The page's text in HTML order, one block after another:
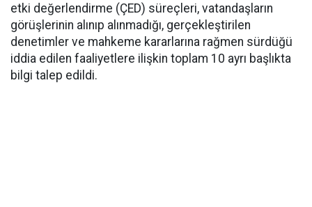
etki değerlendirme (ÇED) süreçleri, vatandaşların
görüşlerinin alınıp alınmadığı, gerçekleştirilen
denetimler ve mahkeme kararlarına rağmen sürdüğü
iddia edilen faaliyetlere ilişkin toplam 10 ayrı başlıkta
bilgi talep edildi.